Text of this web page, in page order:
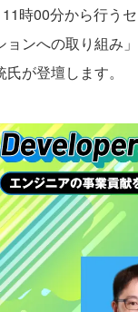
時00分から行う
ョンへの取り組み
が登壇します。